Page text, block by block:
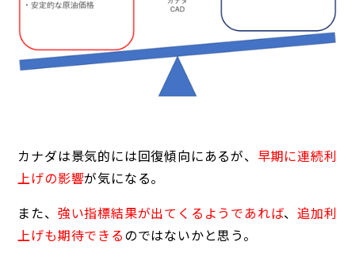
カナダは景気的には回復傾向にあるが、 早期に連続利
上げの影響が気になる。
また、 強い指標結果が出てくるようであれば、追加利
上げも期待できる のではないかと思う。